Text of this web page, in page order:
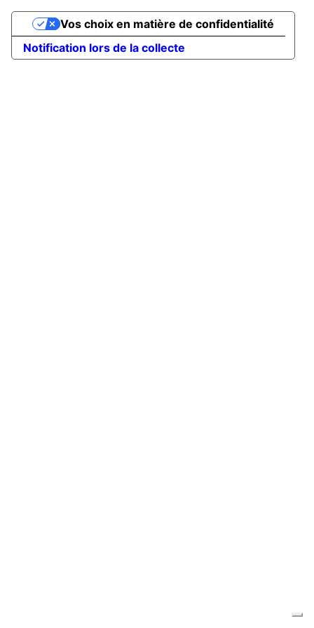
Notification lors de la collecte
Vos choix en matière de confidentialité